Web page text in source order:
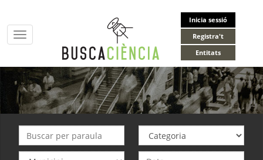
Inicia sessió
Registra't
Entitats
Toggle
navigation